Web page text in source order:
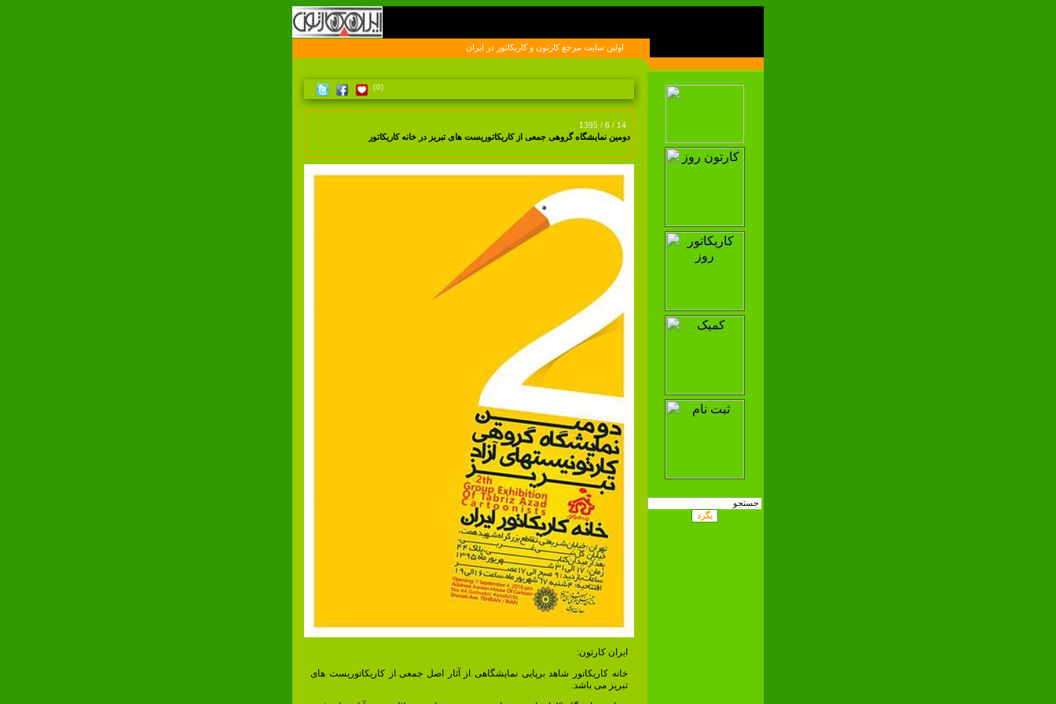
اولين سايت مرجع کارتون و کاريکاتور در ايران
(0)
1395 / 6 / 14
دومین نمایشگاه گروهی جمعی از کاریکاتوریست های تبریز در خانه کاریکاتور
ایران کارتون:
خانه کاریکاتور شاهد برپایی نمایشگاهی از آثار اصل جمعی از کاریکاتوریست های
تبریز می باشد.